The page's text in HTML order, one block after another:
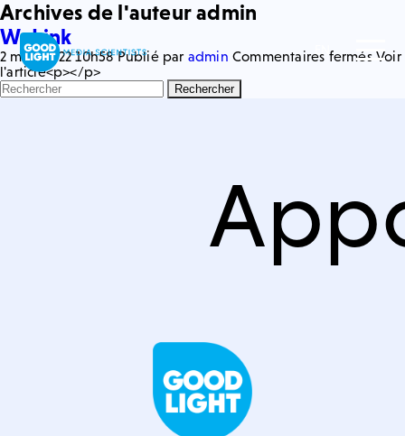
EN
Archives de l'auteur admin
WeLink
2 mars 2022 10h58Publié par admin Commentaires ferméssur
Voir
l'article<p></p>
Rechercher